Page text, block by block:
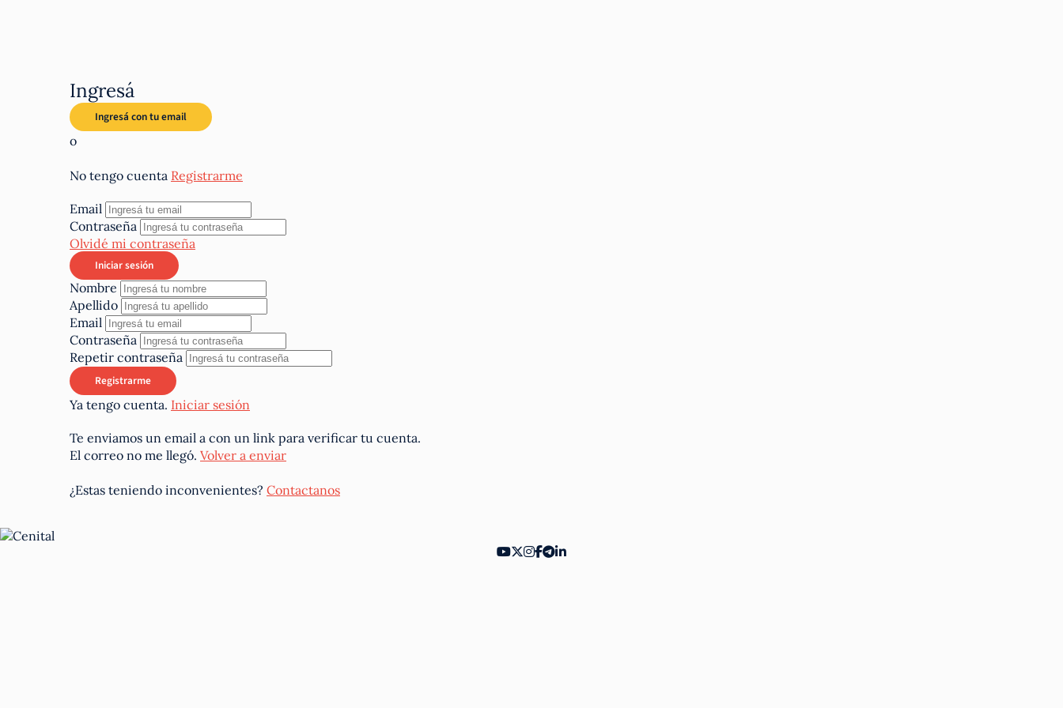
Ingresá
o
No tengo cuenta Registrarme
Email
Contraseña
Olvidé mi contraseña
Nombre
Apellido
Email
Contraseña
Repetir contraseña
Ya tengo cuenta. Iniciar sesión
Te enviamos un email a con un link para verificar tu cuenta.
El correo no me llegó. Volver a enviar
¿Estas teniendo inconvenientes? Contactanos